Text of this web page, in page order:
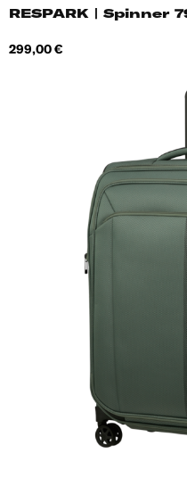
RESPARK | Spinner
Hind
299,00 €